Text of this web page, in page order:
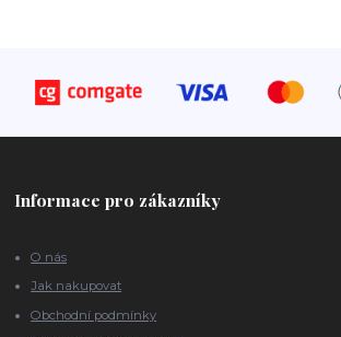
Informace pro zákazníky
O nás
Jak nakupovat
Obchodní podmínky